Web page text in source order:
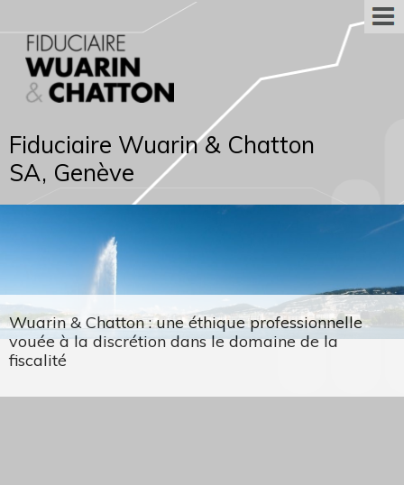
Fiduciaire Wuarin & Chatton
SA, Genève
Wuarin & Chatton : une éthique professionnelle
vouée à la discrétion dans le domaine de la
fiscalité